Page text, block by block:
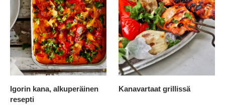
Igorin kana, alkuperäinen
resepti
Kanavartaat grillissä